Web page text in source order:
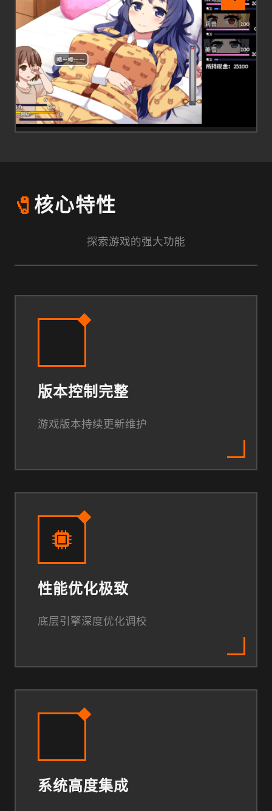
🧷 核心特性
探索游戏的强大功能
版本控制完整
游戏版本持续更新维护
性能优化极致
底层引擎深度优化调校
系统高度集成